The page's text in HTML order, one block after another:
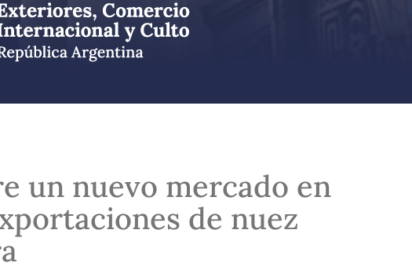
un nuevo mercado en
de nuez